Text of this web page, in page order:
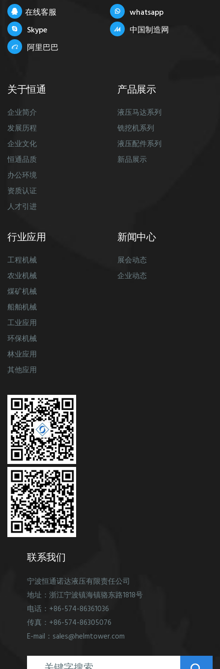
在线客服
whatsapp
Skype
中国制造网
阿里巴巴
关于恒通
企业简介
发展历程
企业文化
恒通品质
办公环境
资质认证
人才引进
产品展示
液压马达系列
铣挖机系列
液压配件系列
新品展示
行业应用
工程机械
农业机械
煤矿机械
船舶机械
工业应用
环保机械
林业应用
其他应用
新闻中心
展会动态
企业动态
联系我们
宁波恒通诺达液压有限责任公司
地址：浙江宁波镇海镇骆东路1818号
电话：+86-574-86361036
传真：+86-574-86305076
E-mail：sales@helmtower.com